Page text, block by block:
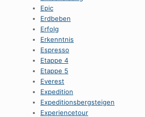
Epic
Erdbeben
Erfolg
Erkenntnis
Espresso
Etappe 4
Etappe 5
Everest
Expedition
Expeditionsbergsteigen
Experiencetour